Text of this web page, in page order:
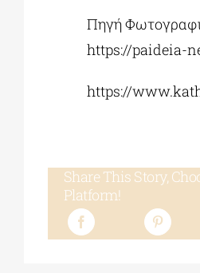
Πηγή
https://paideia-
https://
Share This Story,
Platform!